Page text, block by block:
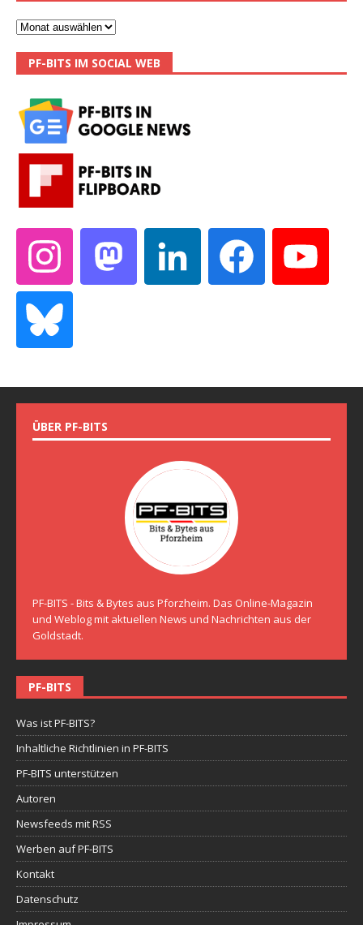
PF-BITS IM SOCIAL WEB
ÜBER PF-BITS
PF-BITS - Bits & Bytes aus Pforzheim. Das Online-Magazin
und Weblog mit aktuellen News und Nachrichten aus der
Goldstadt.
PF-BITS
Was ist PF-BITS?
Inhaltliche Richtlinien in PF-BITS
PF-BITS unterstützen
Autoren
Newsfeeds mit RSS
Werben auf PF-BITS
Kontakt
Datenschutz